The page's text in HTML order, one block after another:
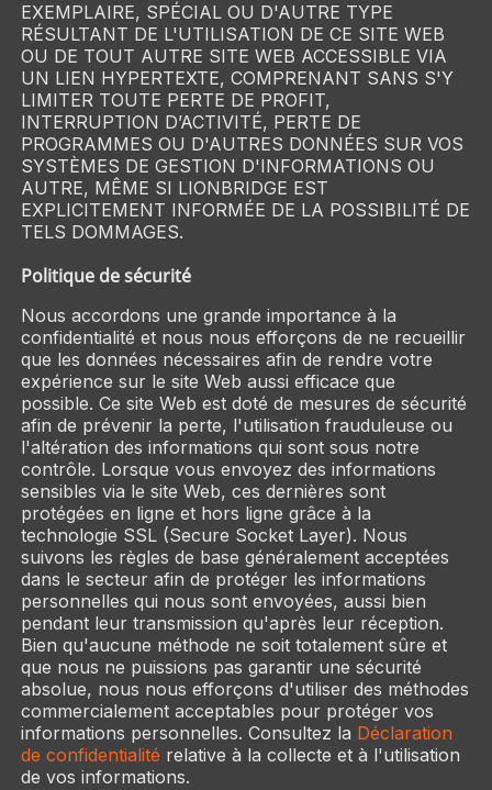
EXEMPLAIRE, SPÉCIAL OU D'AUTRE TYPE
RÉSULTANT DE L'UTILISATION DE CE SITE WEB
OU DE TOUT AUTRE SITE WEB ACCESSIBLE VIA
UN LIEN HYPERTEXTE, COMPRENANT SANS S'Y
LIMITER TOUTE PERTE DE PROFIT,
INTERRUPTION D’ACTIVITÉ, PERTE DE
PROGRAMMES OU D'AUTRES DONNÉES SUR VOS
SYSTÈMES DE GESTION D'INFORMATIONS OU
AUTRE, MÊME SI LIONBRIDGE EST
EXPLICITEMENT INFORMÉE DE LA POSSIBILITÉ DE
TELS DOMMAGES.
Politique de sécurité
Nous accordons une grande importance à la
confidentialité et nous nous efforçons de ne recueillir
que les données nécessaires afin de rendre votre
expérience sur le site Web aussi efficace que
possible. Ce site Web est doté de mesures de sécurité
afin de prévenir la perte, l'utilisation frauduleuse ou
l'altération des informations qui sont sous notre
contrôle. Lorsque vous envoyez des informations
sensibles via le site Web, ces dernières sont
protégées en ligne et hors ligne grâce à la
technologie SSL (Secure Socket Layer). Nous
suivons les règles de base généralement acceptées
dans le secteur afin de protéger les informations
personnelles qui nous sont envoyées, aussi bien
pendant leur transmission qu'après leur réception.
Bien qu'aucune méthode ne soit totalement sûre et
que nous ne puissions pas garantir une sécurité
absolue, nous nous efforçons d'utiliser des méthodes
commercialement acceptables pour protéger vos
informations personnelles. Consultez la Déclaration
de confidentialité relative à la collecte et à l'utilisation
de vos informations.